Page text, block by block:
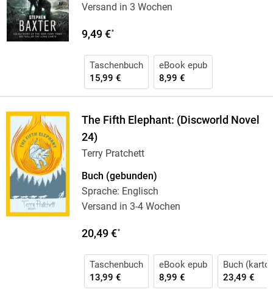
Versand in 3 Wochen
9,49 €*
Taschenbuch
15,99 €
eBook epub
8,99 €
The Fifth Elephant: (Discworld Novel
24)
Terry Pratchett
Buch (gebunden)
Sprache: Englisch
Versand in 3-4 Wochen
20,49 €*
Taschenbuch
13,99 €
eBook epub
8,99 €
Buch
23,49 €